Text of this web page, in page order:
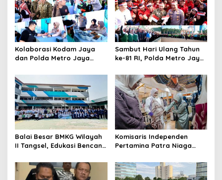
Kolaborasi Kodam Jaya
dan Polda Metro Jaya
Sambut Hari Ulang Tahun
ke-81 RI, Polda Metro Jaya
Balai Besar BMKG Wilayah
II Tangsel, Edukasi Bencana
kepada pelajar UPTD SMPN
23
Komisaris Independen
Pertamina Patra Niaga
Mitra Binaan dengan
Sentuhan Kemanusiaan dan